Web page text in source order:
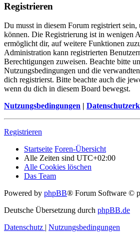
Registrieren
Du musst in diesem Forum registriert sein,
können. Die Registrierung ist in wenigen
ermöglicht dir, auf weitere Funktionen
Administration kann registrierten
Berechtigungen zuweisen. Beachte bitte
Nutzungsbedingungen und die
dich registrierst. Bitte beachte auch die
wenn du dich in diesem Board bewegst.
Nutzungsbedingungen |
Registrieren
Startseite Foren-Übersicht
Alle Zeiten sind UTC+02:00
Alle Cookies löschen
Das Team
Powered by phpBB® Forum Software ©
Deutsche Übersetzung durch phpBB.de
Datenschutz | Nutzungsbedingungen